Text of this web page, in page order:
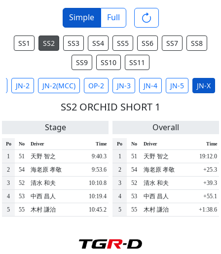
Simple Full
SS1 SS2 SS3 SS4 SS5 SS6 SS7 SS8
SS9 SS10 SS11
JN-2 JN-2(MCC) OP-2 JN-3 JN-4 JN-5 JN-X
SS2 ORCHID SHORT 1
Stage
Po No Driver Time
1 51 天野 智之
9:40.3
2
54 海老原 孝敬
9:53.6
3
52 清水 和夫
10:10.8
4
53 中西 昌人
10:19.4
5
55 木村 謙治 10:45.2
Overall
Po No Driver Time
1 51 天野 智之
19:12.0
2
54 海老原 孝敬
+25.3
3
52 清水 和夫
+39.3
4
53 中西 昌人
+55.1
5
55 木村 謙治 +1:38.6